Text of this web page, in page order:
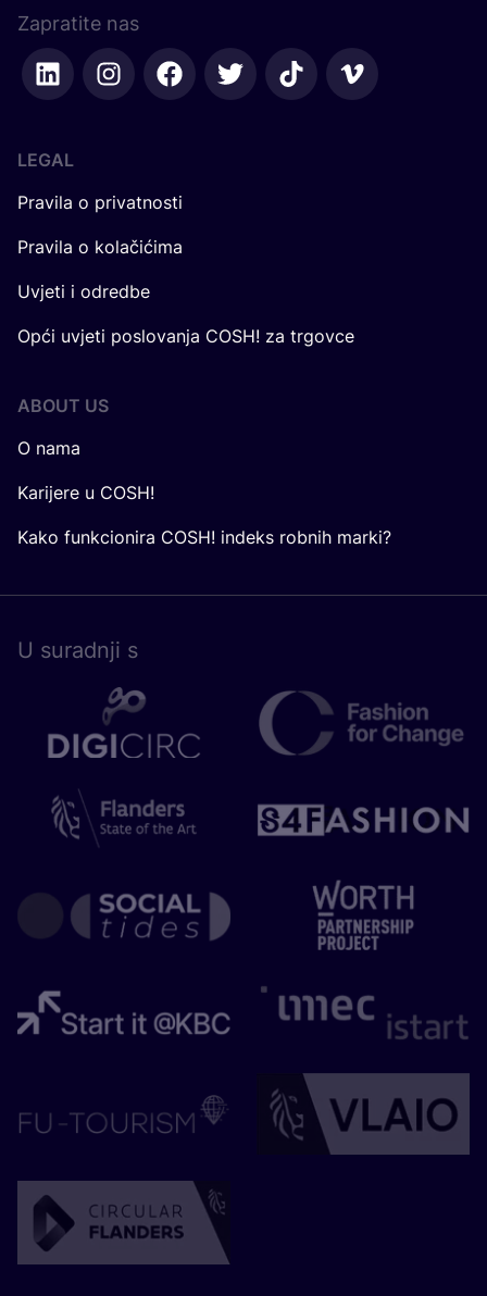
Zapratite nas
LEGAL
Pravila o privatnosti
Pravila o kolačićima
Uvjeti i odredbe
Opći uvjeti poslovanja COSH! za trgovce
ABOUT US
O nama
Karijere u COSH!
Kako funkcionira COSH! indeks robnih marki?
U surad­nji s